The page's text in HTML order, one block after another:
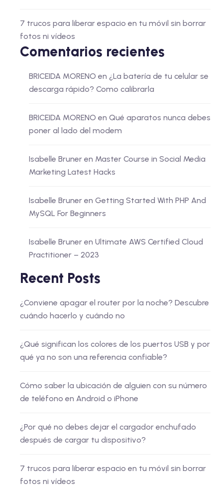
7 trucos para liberar espacio en tu móvil sin borrar
fotos ni vídeos
Comentarios recientes
BRICEIDA MORENO en ¿La batería de tu celular se
descarga rápido? Como calibrarla
BRICEIDA MORENO en Qué aparatos nunca debes
poner al lado del modem
Isabelle Bruner en Master Course in Social Media
Marketing Latest Hacks
Isabelle Bruner en Getting Started With PHP And
MySQL For Beginners
Isabelle Bruner en Ultimate AWS Certified Cloud
Practitioner – 2023
Recent Posts
¿Conviene apagar el router por la noche? Descubre
cuándo hacerlo y cuándo no
¿Qué significan los colores de los puertos USB y por
qué ya no son una referencia confiable?
Cómo saber la ubicación de alguien con su número
de teléfono en Android o iPhone
¿Por qué no debes dejar el cargador enchufado
después de cargar tu dispositivo?
7 trucos para liberar espacio en tu móvil sin borrar
fotos ni vídeos